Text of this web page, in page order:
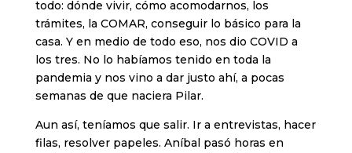
todo: dónde vivir, cómo acomodarnos, los
trámites, la COMAR, conseguir lo básico para la
casa. Y en medio de todo eso, nos dio COVID a
los tres. No lo habíamos tenido en toda la
pandemia y nos vino a dar justo ahí, a pocas
semanas de que naciera Pilar.
Aun así, teníamos que salir. Ir a entrevistas, hacer
filas, resolver papeles. Aníbal pasó horas en